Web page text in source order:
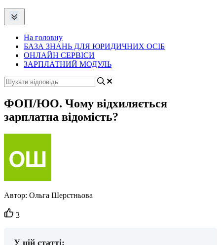
На головну
БАЗА ЗНАНЬ ДЛЯ ЮРИДИЧНИХ ОСІБ
ОНЛАЙН СЕРВІСИ
ЗАРПЛАТНИЙ МОДУЛЬ
ФОП/ЮО. Чому відхиляється
зарплатна відомість?
Автор: Ольга Шерстньова
Кількість
вподобайок:
3
У цій статті: